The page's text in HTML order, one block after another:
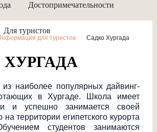
Достопримечательности
Для туристов
для туристов Садко Хургада
наиболее популярных дайвинг-
в Хургаде. Школа имеет
и успешно занимается своей
на территории египетского курорта
студентов занимаются